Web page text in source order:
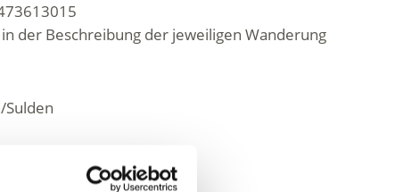
der Beschreibung der jeweiligen Wanderung
Sulden
aquaprad